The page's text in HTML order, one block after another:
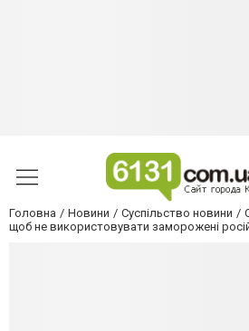
Головна Новини Суспільство новини
щоб не використовувати заморожені